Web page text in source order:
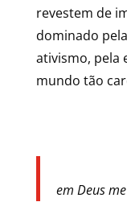
revestem de
dominado
ativismo, pela
mundo tão
“Só
em Deus